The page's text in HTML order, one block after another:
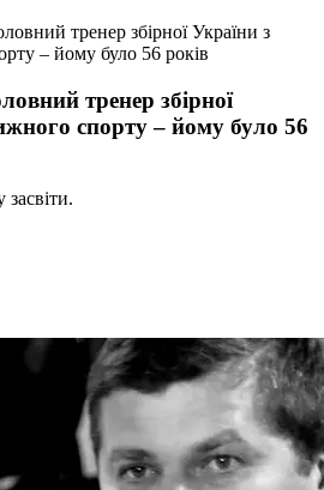
тренер збірної України з
– йому було 56 років
тренер збірної
спорту – йому було 56